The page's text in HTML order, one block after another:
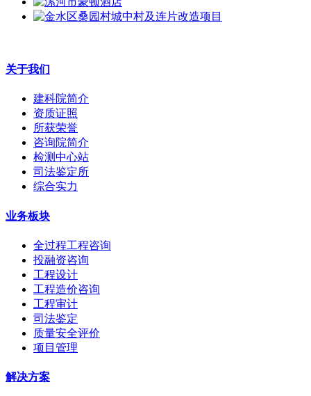
关于我们
建科院简介
资质证照
所获荣誉
咨询院简介
检测中心站
司法鉴定所
综合实力
业务板块
全过程工程咨询
投融资咨询
工程设计
工程造价咨询
工程审计
司法鉴定
质量安全评价
项目管理
解决方案